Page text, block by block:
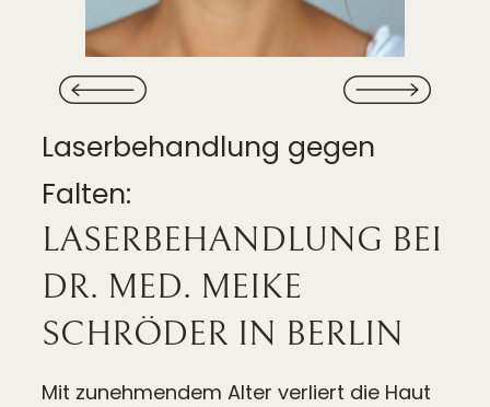
Laserbehandlung gegen
Falten:
LASERBEHANDLUNG BEI
DR. MED. MEIKE
SCHRÖDER IN BERLIN
Mit zunehmendem Alter verliert die Haut